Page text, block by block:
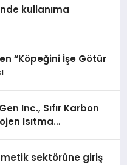
kullanıma
“Köpeğini İşe Götür
Inc., Sıfır Karbon
Isıtma
sektörüne giriş